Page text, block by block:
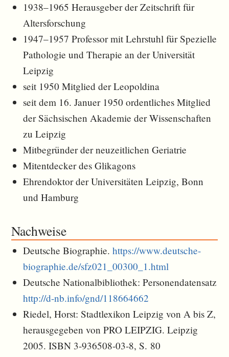
1938–1965 Herausgeber der Zeitschrift für
Altersforschung
1947–1957 Professor mit Lehrstuhl für Spezielle
Pathologie und Therapie an der Universität
Leipzig
seit 1950 Mitglied der Leopoldina
seit dem 16. Januer 1950 ordentliches Mitglied
der Sächsischen Akademie der Wissenschaften
zu Leipzig
Mitbegründer der neuzeitlichen Geriatrie
Mitentdecker des Glikagons
Ehrendoktor der Universitäten Leipzig, Bonn
und Hamburg
Nachweise
Deutsche Biographie.https://www.deutsche-
biographie.de/sfz021_00300_1.html
Deutsche Nationalbibliothek: Personendatensatz
http://d-nb.info/gnd/118664662
Riedel, Horst: Stadtlexikon Leipzig von A bis Z,
herausgegeben von PRO LEIPZIG. Leipzig
2005. ISBN 3-936508-03-8, S. 80